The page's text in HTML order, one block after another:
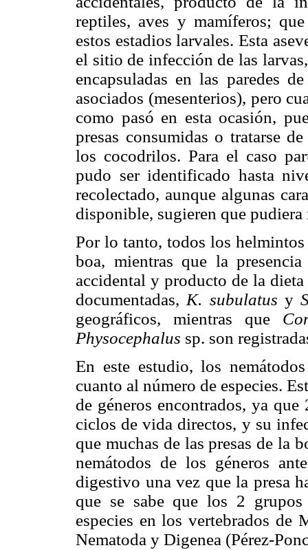
reptiles, aves y mamíferos;
estos estadios larvales. Esta
el sitio de infección de las
encapsuladas en las paredes
asociados (mesenterios), pero
como pasó en esta ocasión,
presas consumidas o tratarse
los cocodrilos. Para el caso
pudo ser identificado hasta
recolectado, aunque algunas
disponible, sugieren que pudiera
Por lo tanto, todos los
boa, mientras que la
accidental y producto de la
documentadas, K. subulatus y
geográficos, mientras que
Physocephalus sp. son
En este estudio, los
cuanto al número de especies.
de géneros encontrados, ya
ciclos de vida directos, y su
que muchas de las presas de la
nemátodos de los géneros
digestivo una vez que la presa
que se sabe que los 2
especies en los vertebrados
Nematoda y Digenea (Pérez-